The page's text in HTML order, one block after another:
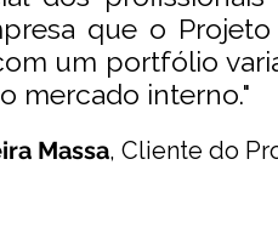
que o
um portfólio
mercado interno."
Massa, Cliente do